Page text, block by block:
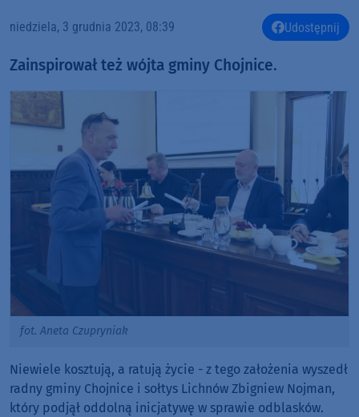
niedziela, 3 grudnia 2023, 08:39 Udostępnij
Zainspirował też wójta gminy Chojnice.
fot. Aneta Czupryniak
Niewiele kosztują, a ratują życie - z tego założenia wyszedł
radny gminy Chojnice i sołtys Lichnów Zbigniew Nojman,
który podjął oddolną inicjatywę w sprawie odblasków.